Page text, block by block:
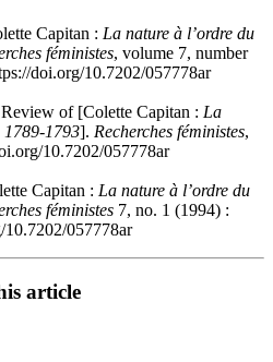
Capitan : La nature à l’ordre du
féministes, volume 7, number
doi.org/10.7202/057778ar
of [Colette Capitan : La
1789-1793]. Recherches féministes,
10.7202/057778ar
Capitan : La nature à l’ordre du
féministes 7, no. 1 (1994) :
057778ar
article